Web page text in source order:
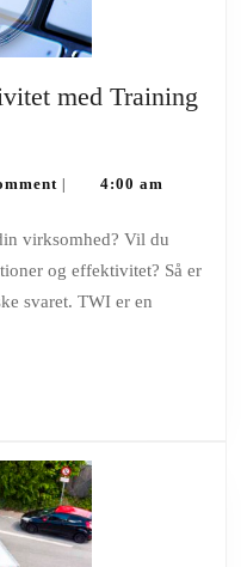
med Training
| 4:00 am
og effektivitet? Så er
svaret. TWI er en